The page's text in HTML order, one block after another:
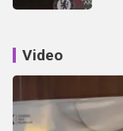
Video